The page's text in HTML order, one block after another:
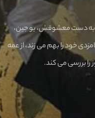
به دست معشوقش، یو جین،
خود را بهم می زند، از عمه
بررسی می کند.